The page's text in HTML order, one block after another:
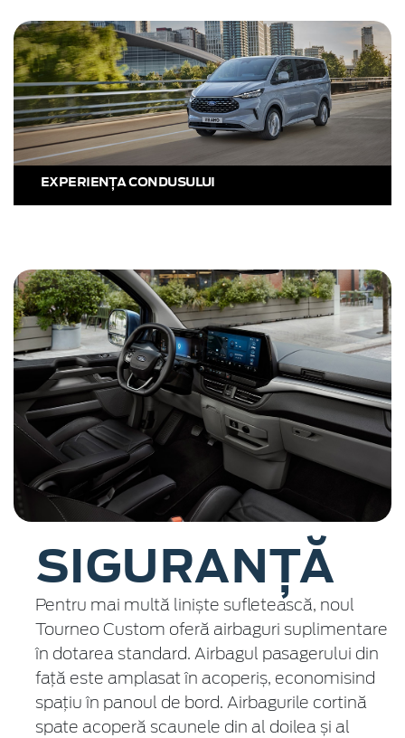
EXPERIENŢA CONDUSULUI
SIGURANȚĂ
Pentru mai multă liniște sufletească, noul
Tourneo Custom oferă airbaguri suplimentare
în dotarea standard. Airbagul pasagerului din
față este amplasat în acoperiș, economisind
spațiu în panoul de bord. Airbagurile cortină
spate acoperă scaunele din al doilea și al